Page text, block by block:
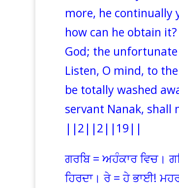
more, he continually
how can he obtain
God; the
Listen, O mind, to
be totally washed
servant Nanak,
||2||2||19||
ਗਰਬਿ = ਅਹੰਕਾਰ ਵਿਚ।
ਹਿਰਦਾ। ਰੇ = ਹੇ ਭਾਈ!